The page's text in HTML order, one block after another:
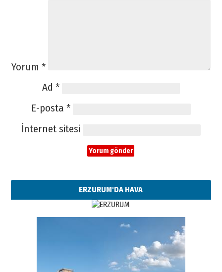
Yorum *
Ad *
E-posta *
İnternet sitesi
ERZURUM'DA HAVA